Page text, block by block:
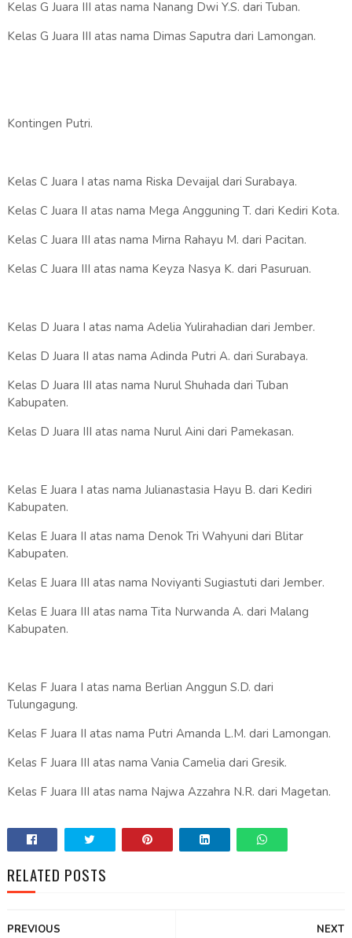
Kelas G Juara III atas nama Nanang Dwi Y.S. dari Tuban.
Kelas G Juara III atas nama Dimas Saputra dari Lamongan.
Kontingen Putri.
Kelas C Juara I atas nama Riska Devaijal dari Surabaya.
Kelas C Juara II atas nama Mega Angguning T. dari Kediri Kota.
Kelas C Juara III atas nama Mirna Rahayu M. dari Pacitan.
Kelas C Juara III atas nama Keyza Nasya K. dari Pasuruan.
Kelas D Juara I atas nama Adelia Yulirahadian dari Jember.
Kelas D Juara II atas nama Adinda Putri A. dari Surabaya.
Kelas D Juara III atas nama Nurul Shuhada dari Tuban
Kabupaten.
Kelas D Juara III atas nama Nurul Aini dari Pamekasan.
Kelas E Juara I atas nama Julianastasia Hayu B. dari Kediri
Kabupaten.
Kelas E Juara II atas nama Denok Tri Wahyuni dari Blitar
Kabupaten.
Kelas E Juara III atas nama Noviyanti Sugiastuti dari Jember.
Kelas E Juara III atas nama Tita Nurwanda A. dari Malang
Kabupaten.
Kelas F Juara I atas nama Berlian Anggun S.D. dari
Tulungagung.
Kelas F Juara II atas nama Putri Amanda L.M. dari Lamongan.
Kelas F Juara III atas nama Vania Camelia dari Gresik.
Kelas F Juara III atas nama Najwa Azzahra N.R. dari Magetan.
RELATED POSTS
NEXT
PREVIOUS